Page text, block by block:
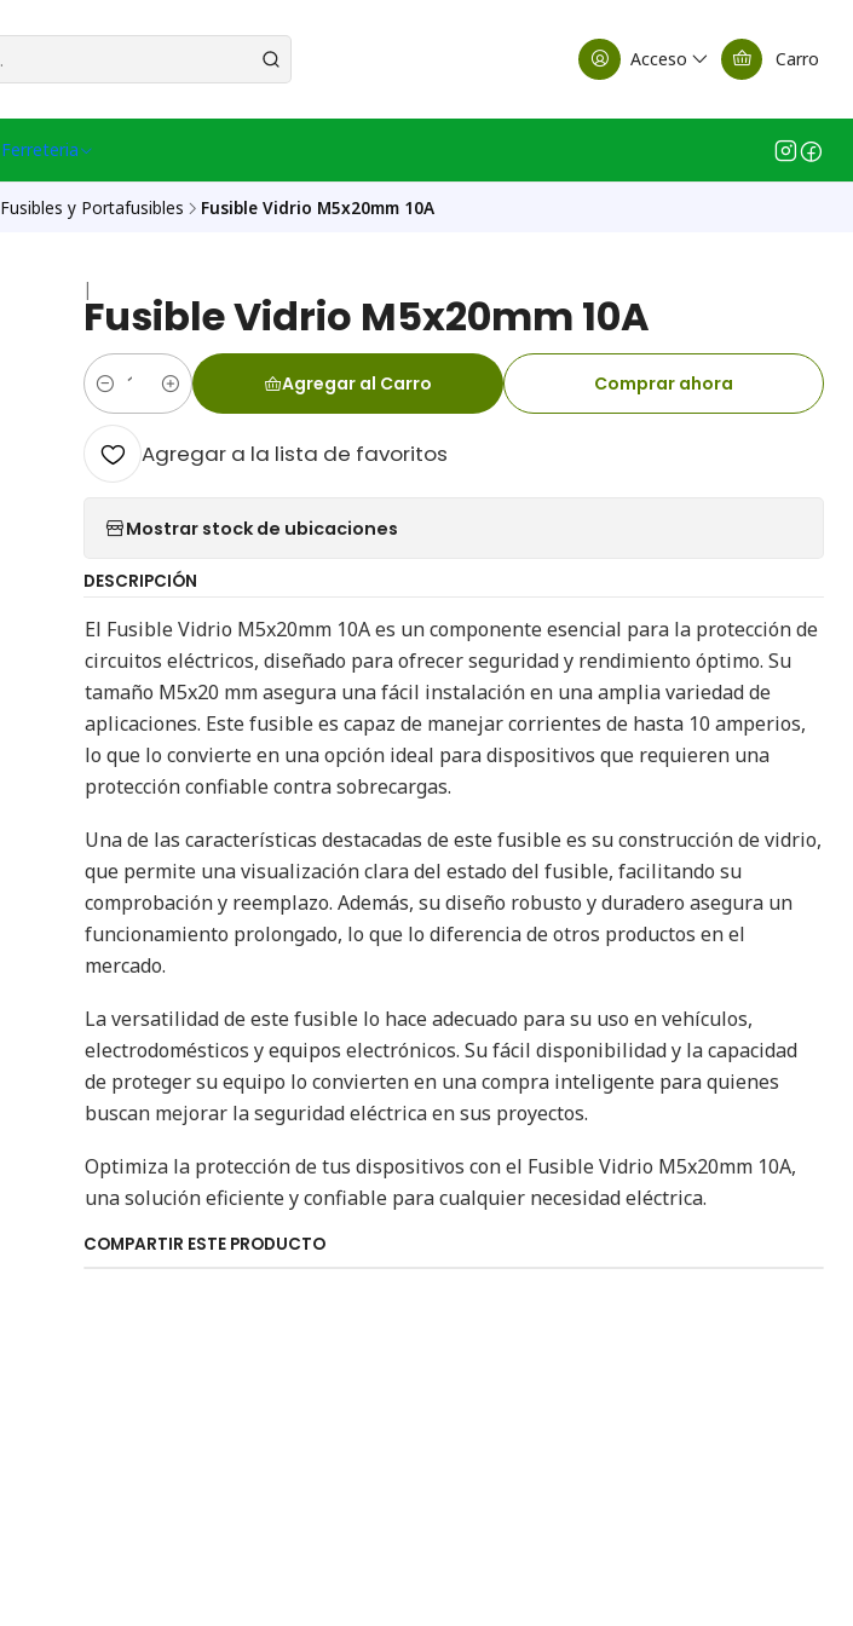
Acceso Carro
Ferreteria
Fusibles y Portafusibles Fusible Vidrio M5x20mm 10A
|
Fusible Vidrio M5x20mm 10A
Cantidad
Agregar al Carro Comprar ahora
Agregar a la lista de favoritos
Mostrar stock de ubicaciones
DESCRIPCIÓN
El Fusible Vidrio M5x20mm 10A es un componente esencial para la protección de
circuitos eléctricos, diseñado para ofrecer seguridad y rendimiento óptimo. Su
tamaño M5x20 mm asegura una fácil instalación en una amplia variedad de
aplicaciones. Este fusible es capaz de manejar corrientes de hasta 10 amperios,
lo que lo convierte en una opción ideal para dispositivos que requieren una
protección confiable contra sobrecargas.
Una de las características destacadas de este fusible es su construcción de vidrio,
que permite una visualización clara del estado del fusible, facilitando su
comprobación y reemplazo. Además, su diseño robusto y duradero asegura un
funcionamiento prolongado, lo que lo diferencia de otros productos en el
mercado.
La versatilidad de este fusible lo hace adecuado para su uso en vehículos,
electrodomésticos y equipos electrónicos. Su fácil disponibilidad y la capacidad
de proteger su equipo lo convierten en una compra inteligente para quienes
buscan mejorar la seguridad eléctrica en sus proyectos.
Optimiza la protección de tus dispositivos con el Fusible Vidrio M5x20mm 10A,
una solución eficiente y confiable para cualquier necesidad eléctrica.
COMPARTIR ESTE PRODUCTO